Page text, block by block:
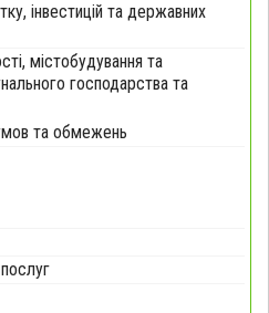
інвестицій та державних
містобудування та
господарства та
та обмежень